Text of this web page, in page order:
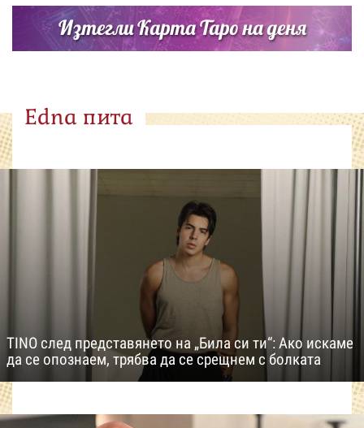
Изтегли Карта Таро на деня
Edna пита
TINO след представянето на „Била си ти“: Ако искаме
да се опознаем, трябва да се срещнем с болката